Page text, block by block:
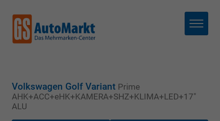
Menü
Volkswagen Golf Variant Prime
AHK+ACC+eHK+KAMERA+SHZ+KLIMA+LED+17"
ALU